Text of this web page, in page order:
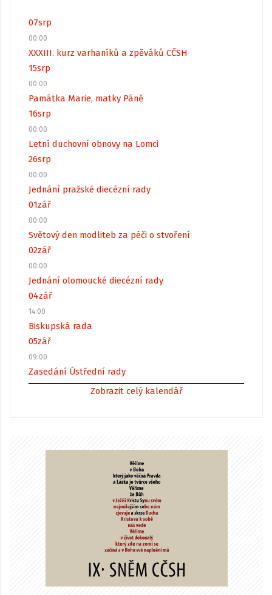
07srp
00:00
XXXIII. kurz varhaníků a zpěváků CČSH
15srp
00:00
Památka Marie, matky Páně
16srp
00:00
Letní duchovní obnovy na Lomci
26srp
00:00
Jednání pražské diecézní rady
01zář
00:00
Světový den modliteb za péči o stvoření
02zář
00:00
Jednání olomoucké diecézní rady
04zář
14:00
Biskupská rada
05zář
09:00
Zasedání Ústřední rady
Zobrazit celý kalendář